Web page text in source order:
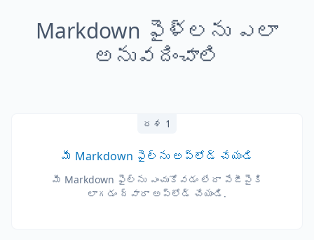
Markdown ఫైళ్లను ఎలా
అనువదించాలి
దశ 1
మీ Markdown ఫైల్‌ను అప్‌లోడ్ చేయండి
మీ Markdown ఫైల్‌ను ఎంచుకోవడం లేదా పేజీపైకి
లాగడం ద్వారా అప్‌లోడ్ చేయండి.